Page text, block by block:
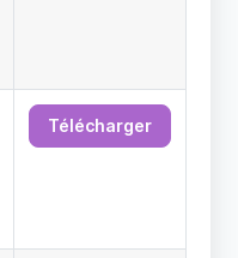
Télécharger